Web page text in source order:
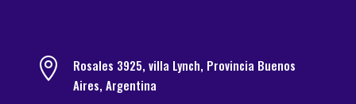

Rosales 3925, villa Lynch, Provincia Buenos
Aires, Argentina